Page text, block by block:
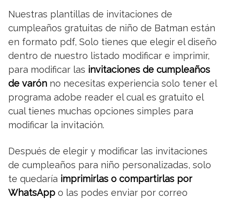
Nuestras plantillas de invitaciones de
cumpleaños gratuitas de niño de Batman están
en formato pdf, Solo tienes que elegir el diseño
dentro de nuestro listado modificar e imprimir,
para modificar las invitaciones de cumpleaños
de varón no necesitas experiencia solo tener el
programa adobe reader el cual es gratuito el
cual tienes muchas opciones simples para
modificar la invitación.
Después de elegir y modificar las invitaciones
de cumpleaños para niño personalizadas, solo
te quedaría imprimirlas o compartirlas por
WhatsApp o las podes enviar por correo